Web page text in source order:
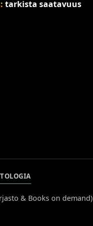
tarkista saatavuus
& Books on demand)